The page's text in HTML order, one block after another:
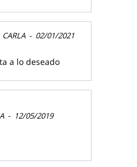
CARLA - 02/01/2021
a lo deseado
- 12/05/2019